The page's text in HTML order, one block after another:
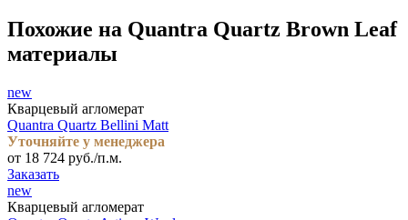
Похожие на Quantra Quartz Brown Leaf
материалы
new
Кварцевый агломерат
Quantra Quartz Bellini Matt
Уточняйте у менеджера
от 18 724 руб./п.м.
Заказать
new
Кварцевый агломерат